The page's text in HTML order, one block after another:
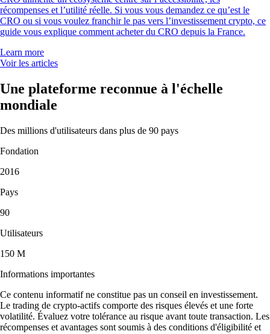
récompenses et l’utilité réelle. Si vous vous demandez ce qu’est le
CRO ou si vous voulez franchir le pas vers l’investissement crypto, ce
guide vous explique comment acheter du CRO depuis la France.
Learn more
Voir les articles
Une plateforme reconnue à l'échelle
mondiale
Des millions d'utilisateurs dans plus de 90 pays
Fondation
2016
Pays
90
Utilisateurs
150 M
Informations importantes
Ce contenu informatif ne constitue pas un conseil en investissement.
Le trading de crypto-actifs comporte des risques élevés et une forte
volatilité. Évaluez votre tolérance au risque avant toute transaction. Les
récompenses et avantages sont soumis à des conditions d'éligibilité et